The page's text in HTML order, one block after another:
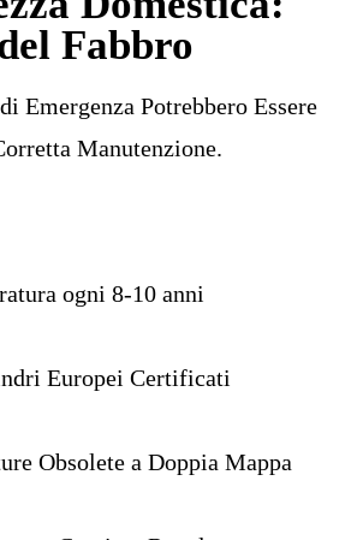
Fabbro
Emergenza Potrebbero Essere
Manutenzione.
ogni 8-10 anni
Europei Certificati
Obsolete a Doppia Mappa